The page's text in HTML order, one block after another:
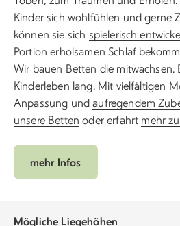
Kinder sich wohlfühlen und gerne
können sie sich spielerisch
Portion erholsamen Schlaf
Wir bauen Betten die mitwachsen.
Kinderleben lang. Mit vielfältigen
Anpassung undaufregendem
unsere Betten oder erfahrt mehr
mehr Infos
Mögliche Liegehöhen